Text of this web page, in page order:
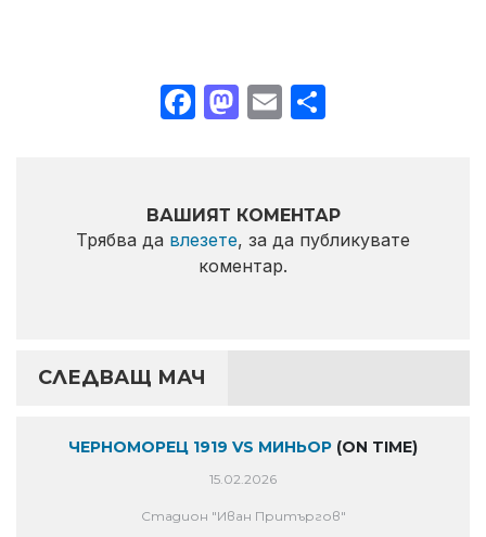
Facebook
Mastodon
Email
ВАШИЯТ КОМЕНТАР
Трябва да влезете, за да публикувате
коментар.
СЛЕДВАЩ МАЧ
ЧЕРНОМОРЕЦ 1919 VS МИНЬОР (ON TIME)
15.02.2026
Стадион "Иван Притъргов"